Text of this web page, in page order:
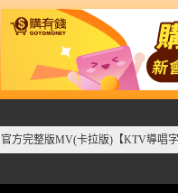
方完整版MV(卡拉版)【KTV導唱